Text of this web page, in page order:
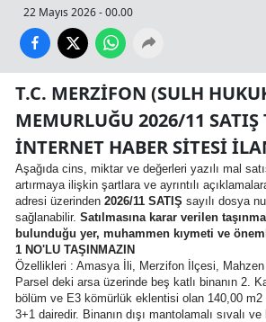
22 Mayıs 2026 - 00.00
T.C. MERZİFON (SULH
MEMURLUĞU 2026/11
İNTERNET HABER SİTESİ
Aşağıda cins, miktar ve değerleri yazılı mal
artırmaya ilişkin şartlara ve ayrıntılı
adresi üzerinden 2026/11 SATIŞ sayılı dosya
sağlanabilir. Satılmasına karar verilen
bulunduğu yer, muhammen kıymeti ve
1 NO'LU TAŞINMAZIN
Özellikleri : Amasya İli, Merzifon İlçesi,
Parsel deki arsa üzerinde beş katlı binanın 2.
bölüm ve E3 kömürlük eklentisi olan 140,00 m2
3+1 dairedir. Binanın dışı mantolamalı sıvalı